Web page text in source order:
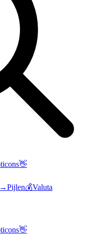
👋
→Pijlen💰Valuta
👋